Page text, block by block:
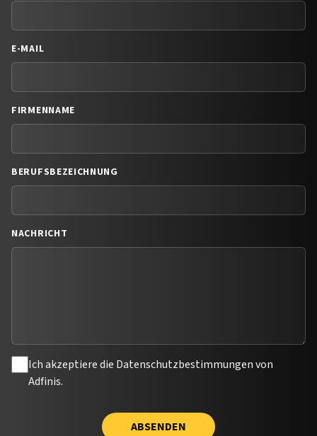
E-MAIL
FIRMENNAME
BERUFSBEZEICHNUNG
NACHRICHT
Ich akzeptiere die Datenschutzbestimmungen von
Adfinis.
ABSENDEN